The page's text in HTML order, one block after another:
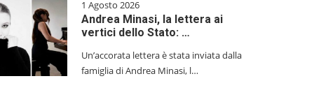
1 Agosto 2026
Andrea Minasi, la lettera ai
vertici dello Stato: …
Un’accorata lettera è stata inviata dalla
famiglia di Andrea Minasi, l…